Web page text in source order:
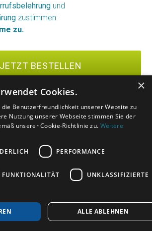
und
zustimmen:
zu.
erster Stelle
×
Cookies.
Benutzerfreundlichkeit unserer Website zu
Nutzung unserer Webseite stimmen Sie der
unserer Cookie-Richtlinie zu. Weitere
PERFORMANCE
FUNKTIONALITÄT UNKLASSIFIZIERTE
ALLE ABLEHNEN